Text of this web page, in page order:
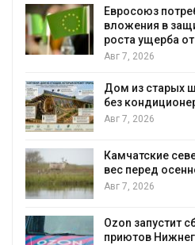
Евросоюз
вложения в
роста ущерба
Авг 7, 2026
Дом из старых
без
Авг 7, 2026
Камчатские
вес перед
Авг 7, 2026
Ozon запустит
приютов